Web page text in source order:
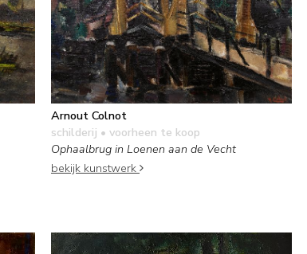
Arnout Colnot
schilderij • voorheen te koop
Ophaalbrug in Loenen aan de Vecht
bekijk kunstwerk